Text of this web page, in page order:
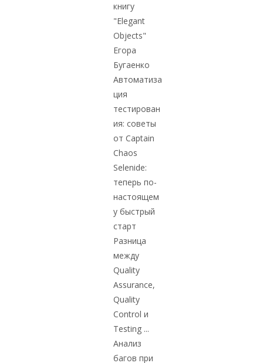
книгу
"Elegant
Objects"
Егора
Бугаенко
Автоматиза
ция
тестирован
ия: советы
от Captain
Chaos
Selenide:
теперь по-
настоящем
у быстрый
старт
Разница
между
Quality
Assurance,
Quality
Control и
Testing ...
Анализ
багов при